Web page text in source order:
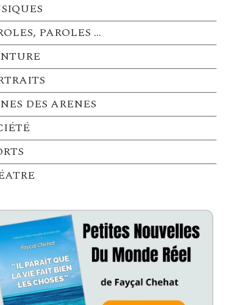
PAROLES …
DES ARENES